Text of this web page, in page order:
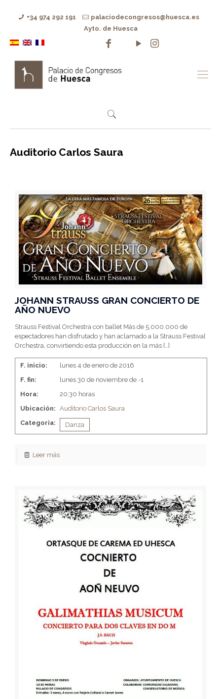
+34 974 292 191
palaciodecongresos@huesca.es
Ayto. de Huesca
Auditorio Carlos Saura
JOHANN STRAUSS GRAN CONCIERTO DE
AÑO NUEVO
Strauss Festival Orchestra con ballet Más de 5.000.000 de
espectadores han disfrutado y han aclamado a la Strauss Festival
Orchestra, convirtiendo esta producción en la más […]
F. inicio:
lunes 4 de enero de 2016
F. fin:
lunes 30 de noviembre de -1
Hora:
20:30 horas
Ubicación: Auditorio Carlos Saura
Categoria:
Danza
Leer más